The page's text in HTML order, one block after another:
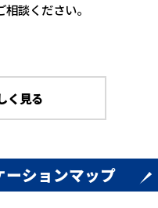
談ください。
く見る
ーションマップ